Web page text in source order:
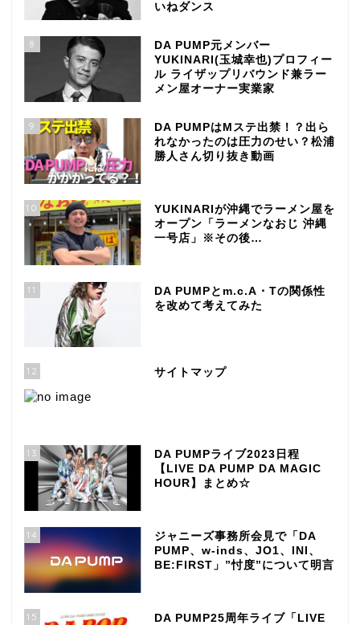
いねダンス
8
DA PUMP元メンバー
YUKINARI(玉城幸也)プロフィー
ル ライザップリバウンド兼ラー
メン屋オーナー実業家
9
DA PUMPはMステ出禁！？出ら
れなかったのは圧力のせい？松浦
勝人さん切り抜き動画
10
YUKINARIが沖縄でラーメン屋を
オープン「ラーメンなおじ 沖縄
一号店」※その後…
11
DA PUMPとm.c.A・Tの関係性
を改めて考えてみた
12 サイトマップ
13
DA PUMPライブ2023日程
【LIVE DA PUMP DA MAGIC
HOUR】まとめ☆
14
ジャニーズ事務所会見で「DA
PUMP、w-inds、JO1、INI、
BE:FIRST」”忖度”について明言
15
DA PUMP25周年ライブ「LIVE